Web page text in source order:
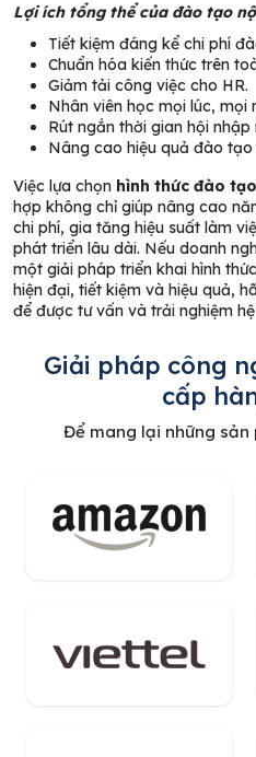
Lợi ích tổng thể của đào tạo
Tiết kiệm đáng kể chi phí
Chuẩn hóa kiến thức trên
Giảm tải công việc cho HR.
Nhân viên học mọi lúc, mọi
Rút ngắn thời gian hội nhập
Nâng cao hiệu quả đào
Việc lựa chọn hình thức đào
hợp không chỉ giúp nâng cao
chi phí, gia tăng hiệu suất làm
phát triển lâu dài. Nếu doanh
một giải pháp triển khai hình
hiện đại, tiết kiệm và hiệu quả,
để được tư vấn và trải nghiệm
Giải pháp công
cấp
Để mang lại những